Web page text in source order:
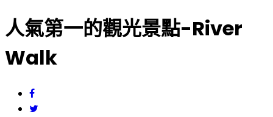
人氣第一的觀光景點-River
Walk